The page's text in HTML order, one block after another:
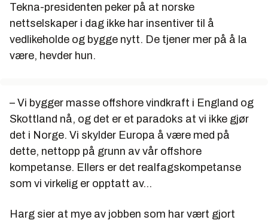
Tekna-presidenten peker på at norske
nettselskaper i dag ikke har insentiver til å
vedlikeholde og bygge nytt. De tjener mer på å la
være, hevder hun.
– Vi bygger masse offshore vindkraft i England og
Skottland nå, og det er et paradoks at vi ikke gjør
det i Norge. Vi skylder Europa å være med på
dette, nettopp på grunn av vår offshore
kompetanse. Ellers er det realfagskompetanse
som vi virkelig er opptatt av...
Harg sier at mye av jobben som har vært gjort